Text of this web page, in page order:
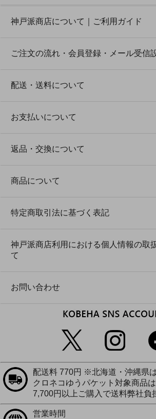
神戸派商店について｜ご利用ガイド
ご注文の流れ・会員登録・メール受信
配送・送料について
お支払いについて
返品・交換について
商品について
特定商取引法に基づく表記
神戸派商店利用における個人情報の取
て
お問い合わせ
配送料 770円 ※北海道・沖縄県
クロネコゆうパケット対象商品
7,700円以上ご購入で送料弊社負
営業時間